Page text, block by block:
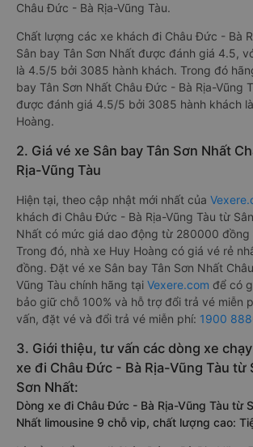
Châu Đức - Bà Rịa-Vũng Tàu.
Chất lượng các xe khách đi Châu Đức - Bà
Sân bay Tân Sơn Nhất được đánh giá 4.5,
là 4.5/5 bởi 3085 hành khách. Trong đó
bay Tân Sơn Nhất Châu Đức - Bà Rịa-Vũng
được đánh giá 4.5/5 bởi 3085 hành khách
Hoàng.
2. Giá vé xe Sân bay Tân Sơn Nhất
Rịa-Vũng Tàu
Hiện tại, theo cập nhật mới nhất của
khách đi Châu Đức - Bà Rịa-Vũng Tàu từ
Nhất có mức giá dao động từ 280000
Trong đó, nhà xe Huy Hoàng có giá vé rẻ
đồng. Đặt vé xe Sân bay Tân Sơn Nhất
Vũng Tàu chính hãng tại Vexere.com để có
bảo giữ chỗ 100% và hỗ trợ đổi trả vé miễn
vấn, đặt vé và đổi trả vé miễn phí: 1900
3. Giới thiệu, tư vấn các dòng xe
xe đi Châu Đức - Bà Rịa-Vũng Tàu từ
Sơn Nhất:
Dòng xe đi Châu Đức - Bà Rịa-Vũng Tàu từ
Nhất limousine 9 chỗ vip, chất lượng cao: